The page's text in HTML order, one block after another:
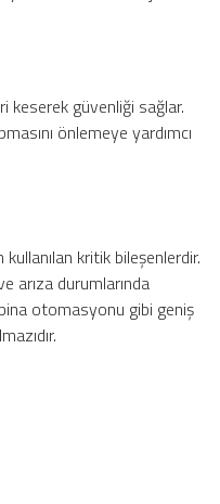
keserek güvenliği sağlar.
önlemeye yardımcı
kritik bileşenlerdir.
arıza durumlarında
otomasyonu gibi geniş